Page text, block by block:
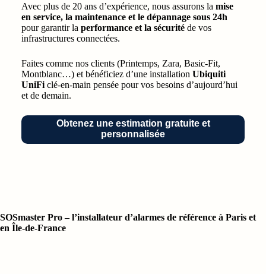
Avec plus de 20 ans d’expérience, nous assurons la mise
en service, la maintenance et le dépannage sous 24h
pour garantir la performance et la sécuritéde vos
infrastructures connectées.
Faites comme nos clients (Printemps, Zara, Basic-Fit,
Montblanc…) et bénéficiez d’une installation Ubiquiti
UniFiclé-en-main pensée pour vos besoins d’aujourd’hui
et de demain.
Obtenez une estimation gratuite et
personnalisée
SOSmaster Pro – l’installateur d’alarmes de référence à Paris et
en Île-de-France